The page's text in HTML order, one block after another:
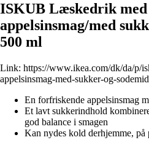
ISKUB Læskedrik
appelsinsmag/med
500 ml
Link: https://www.ikea.com/dk/da/p/
appelsinsmag-med-sukker-og-
En forfriskende appelsinsmag
Et lavt sukkerindhold
god balance i smagen
Kan nydes kold derhjemme, på